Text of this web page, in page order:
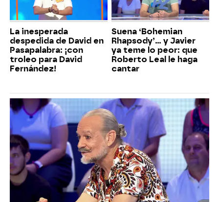
La inesperada
despedida de David en
Pasapalabra: ¡con
troleo para David
Fernández!
Suena ‘Bohemian
Rhapsody’... y Javier
ya teme lo peor: que
Roberto Leal le haga
cantar